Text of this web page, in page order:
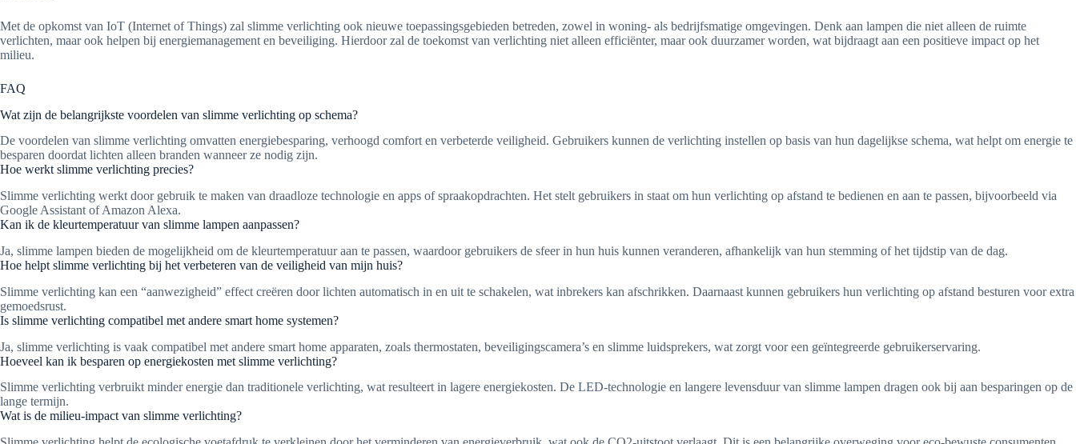
Met de opkomst van IoT (Internet of Things) zal slimme verlichting ook nieuwe toepassingsgebieden betreden, zowel in woning- als bedrijfsmatige omgevingen. Denk aan lampen die niet alleen de ruimte
verlichten, maar ook helpen bij energiemanagement en beveiliging. Hierdoor zal de toekomst van verlichting niet alleen efficiënter, maar ook duurzamer worden, wat bijdraagt aan een positieve impact op het
milieu.
FAQ
Wat zijn de belangrijkste voordelen van slimme verlichting op schema?
De voordelen van slimme verlichting omvatten energiebesparing, verhoogd comfort en verbeterde veiligheid. Gebruikers kunnen de verlichting instellen op basis van hun dagelijkse schema, wat helpt om energie te
besparen doordat lichten alleen branden wanneer ze nodig zijn.
Hoe werkt slimme verlichting precies?
Slimme verlichting werkt door gebruik te maken van draadloze technologie en apps of spraakopdrachten. Het stelt gebruikers in staat om hun verlichting op afstand te bedienen en aan te passen, bijvoorbeeld via
Google Assistant of Amazon Alexa.
Kan ik de kleurtemperatuur van slimme lampen aanpassen?
Ja, slimme lampen bieden de mogelijkheid om de kleurtemperatuur aan te passen, waardoor gebruikers de sfeer in hun huis kunnen veranderen, afhankelijk van hun stemming of het tijdstip van de dag.
Hoe helpt slimme verlichting bij het verbeteren van de veiligheid van mijn huis?
Slimme verlichting kan een “aanwezigheid” effect creëren door lichten automatisch in en uit te schakelen, wat inbrekers kan afschrikken. Daarnaast kunnen gebruikers hun verlichting op afstand besturen voor extra
gemoedsrust.
Is slimme verlichting compatibel met andere smart home systemen?
Ja, slimme verlichting is vaak compatibel met andere smart home apparaten, zoals thermostaten, beveiligingscamera’s en slimme luidsprekers, wat zorgt voor een geïntegreerde gebruikerservaring.
Hoeveel kan ik besparen op energiekosten met slimme verlichting?
Slimme verlichting verbruikt minder energie dan traditionele verlichting, wat resulteert in lagere energiekosten. De LED-technologie en langere levensduur van slimme lampen dragen ook bij aan besparingen op de
lange termijn.
Wat is de milieu-impact van slimme verlichting?